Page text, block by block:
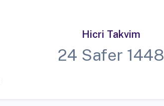
Hicri Takvim
24 Safer 1448